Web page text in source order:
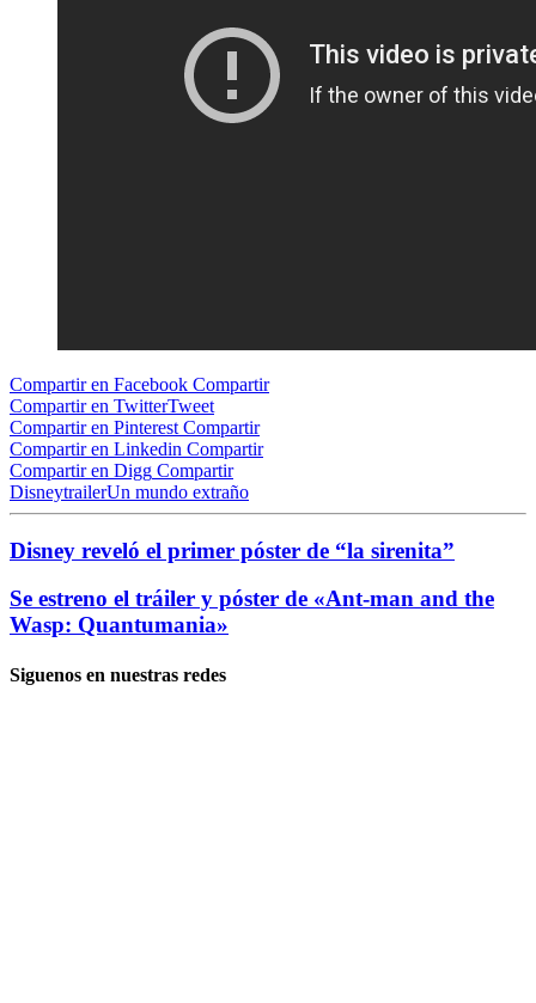
Compartir en Facebook Compartir
Compartir en TwitterTweet
Compartir en Pinterest Compartir
Compartir en Linkedin Compartir
Compartir en Digg Compartir
DisneytrailerUn mundo extraño
Disney reveló el primer póster de “la sirenita”
Se estreno el tráiler y póster de «Ant-man and the
Wasp: Quantumania»
Siguenos en nuestras redes